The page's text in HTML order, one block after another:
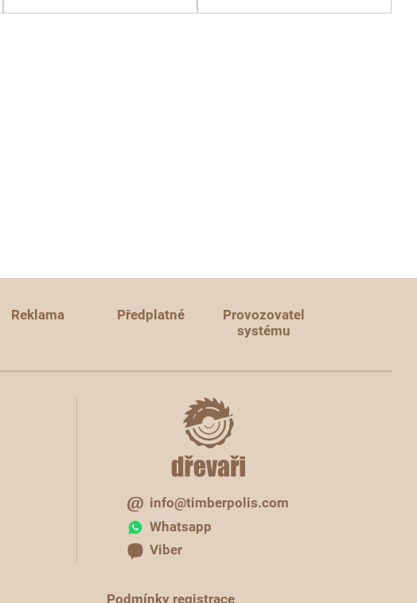
Reklama Předplatné
Provozovatel
systému
info@timberpolis.com
Whatsapp
Viber
Podmínky registrace